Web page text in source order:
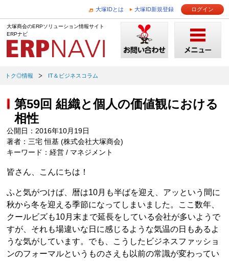
大塚IDとは 大塚ID新規登録 ログイン
大塚商会のERPソリューション情報サイト
ERPナビ
トク◎情報 IT＆ビジネスコラム
第59回 組織と個人の価値観における
相性
公開日：2016年10月19日
著者：三宅 恒基 (株式会社大塚商会)
キーワード：経営 / マネジメント
皆さん、こんにちは！
ふと気がつけば、暦は10月も半ばを迎え、アッという間に
秋から冬を迎える季節になってしまいました。ここ数年、
クールビズも10月末まで延長をしている会社が多いようで
すが、それも場違いな日に感じるような気温の日もあるよ
うな気がしています。でも、こうしたビジネスファッショ
ンのフォーマルというものさえも以前の常識が変わってい